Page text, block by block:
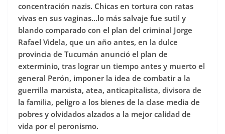
concentración nazis. Chicas en tortura con ratas
vivas en sus vaginas…lo más salvaje fue sutil y
blando comparado con el plan del criminal Jorge
Rafael Videla, que un año antes, en la dulce
provincia de Tucumán anunció el plan de
exterminio, tras lograr un tiempo antes y muerto el
general Perón, imponer la idea de combatir a la
guerrilla marxista, atea, anticapitalista, divisora de
la familia, peligro a los bienes de la clase media de
pobres y olvidados alzados a la mejor calidad de
vida por el peronismo.